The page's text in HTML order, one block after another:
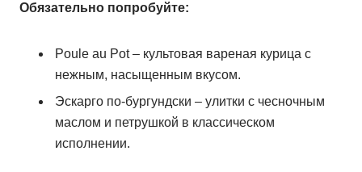
Обязательно попробуйте:
Poule au Pot – культовая вареная курица с
нежным, насыщенным вкусом.
Эскарго по-бургундски – улитки с чесночным
маслом и петрушкой в классическом
исполнении.